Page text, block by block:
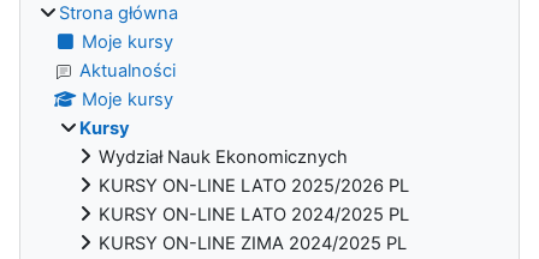
Strona główna
Moje kursy
Aktualności
Moje kursy
Kursy
Wydział Nauk Ekonomicznych
KURSY ON-LINE LATO 2025/2026 PL
KURSY ON-LINE LATO 2024/2025 PL
KURSY ON-LINE ZIMA 2024/2025 PL